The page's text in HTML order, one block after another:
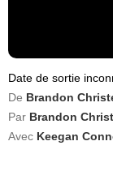
Date de sortie
De Brandon
Par Brandon
Avec Keegan